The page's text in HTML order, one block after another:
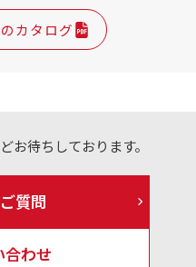
カタログ
お待ちしております。
質問
合わせ